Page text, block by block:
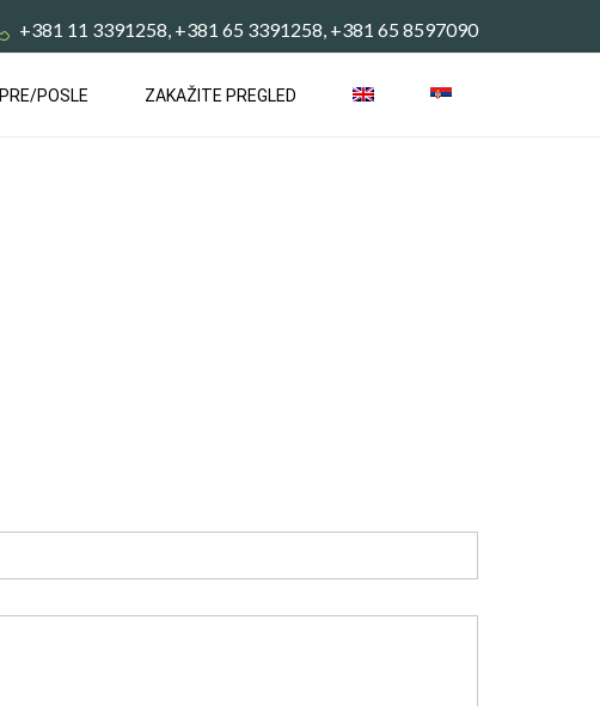
+381 11 3391258, +381 65 3391258, +381 65 8597090
PRE/POSLE ZAKAŽITE PREGLED